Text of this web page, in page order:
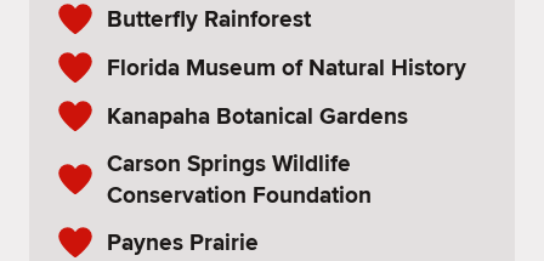
Butterfly Rainforest
Florida Museum of Natural History
Kanapaha Botanical Gardens
Carson Springs Wildlife
Conservation Foundation
Paynes Prairie